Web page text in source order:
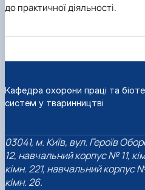
до практичної діяльності.
Кафедра охорони праці та
систем у тваринництві
03041, м. Київ, вул. Героїв
12, навчальний корпус № 11,
кімн. 221, навчальний корпус
кімн. 26.